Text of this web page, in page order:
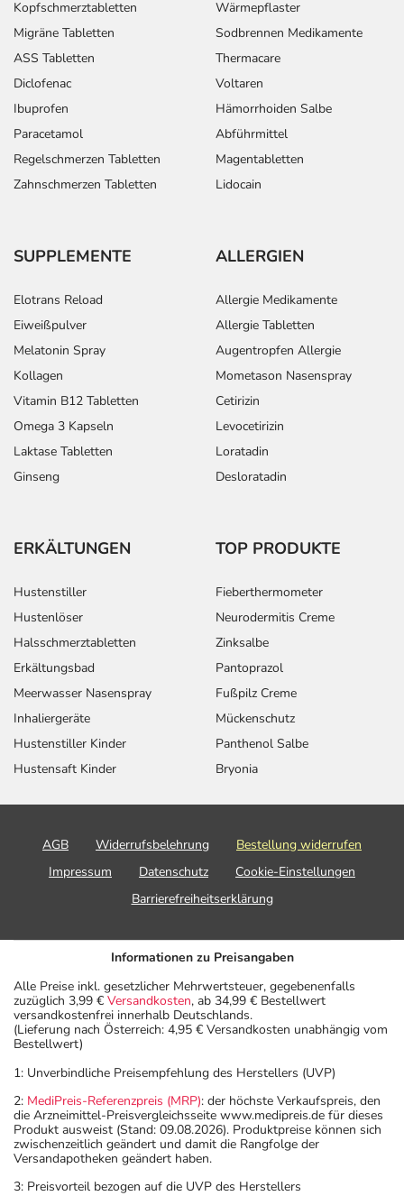
zurückliegt.
Bitte verwenden Sie dieses Arzneimittel nicht mehr nach
dem auf der Packung oder der Umverpackung
angegebenen Verfallsdatum. Das Verfallsdatum bezieht
sich auf den letzten Tag des angegebenen Monats.
Kopfschmerztabletten
Migräne Tabletten
ASS Tabletten
Diclofenac
Ibuprofen
Paracetamol
Regelschmerzen Tabletten
Zahnschmerzen Tabletten
Wärmepflaster
Sodbrennen Medikamente
Thermacare
Voltaren
Hämorrhoiden Salbe
Abführmittel
Magentabletten
Lidocain
SUPPLEMENTE
Elotrans Reload
Eiweißpulver
Melatonin Spray
Kollagen
Vitamin B12 Tabletten
Omega 3 Kapseln
Laktase Tabletten
Ginseng
ALLERGIEN
Allergie Medikamente
Allergie Tabletten
Augentropfen Allergie
Mometason Nasenspray
Cetirizin
Levocetirizin
Loratadin
Desloratadin
ERKÄLTUNGEN
Hustenstiller
Hustenlöser
Halsschmerztabletten
Erkältungsbad
Meerwasser Nasenspray
Inhaliergeräte
Hustenstiller Kinder
Hustensaft Kinder
TOP PRODUKTE
Fieberthermometer
Neurodermitis Creme
Zinksalbe
Pantoprazol
Fußpilz Creme
Mückenschutz
Panthenol Salbe
Bryonia
AGB Widerrufsbelehrung
Bestellung widerrufen
Impressum
Datenschutz
Cookie-Einstellungen
Barrierefreiheitserklärung
Informationen zu Preisangaben
Alle Preise inkl. gesetzlicher Mehrwertsteuer, gegebenenfalls
zuzüglich 3,99 € Versandkosten, ab 34,99 € Bestellwert
versandkostenfrei innerhalb Deutschlands.
(Lieferung nach Österreich: 4,95 € Versandkosten unabhängig vom
Bestellwert)
1: Unverbindliche Preisempfehlung des Herstellers (UVP)
2: MediPreis-Referenzpreis (MRP): der höchste Verkaufspreis, den
die Arzneimittel-Preisvergleichsseite www.medipreis.de für dieses
Produkt ausweist (Stand: 09.08.2026). Produktpreise können sich
zwischenzeitlich geändert und damit die Rangfolge der
Versandapotheken geändert haben.
3: Preisvorteil bezogen auf die UVP des Herstellers